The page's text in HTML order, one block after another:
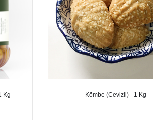
Kg Kömbe (Cevizli) - 1 Kg